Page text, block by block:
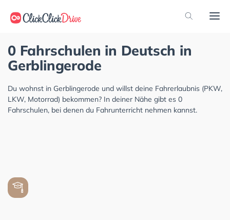
0 Fahrschulen in Deutsch in
Gerblingerode
Du wohnst in Gerblingerode und willst deine Fahrerlaubnis (PKW,
LKW, Motorrad) bekommen? In deiner Nähe gibt es 0
Fahrschulen, bei denen du Fahrunterricht nehmen kannst.